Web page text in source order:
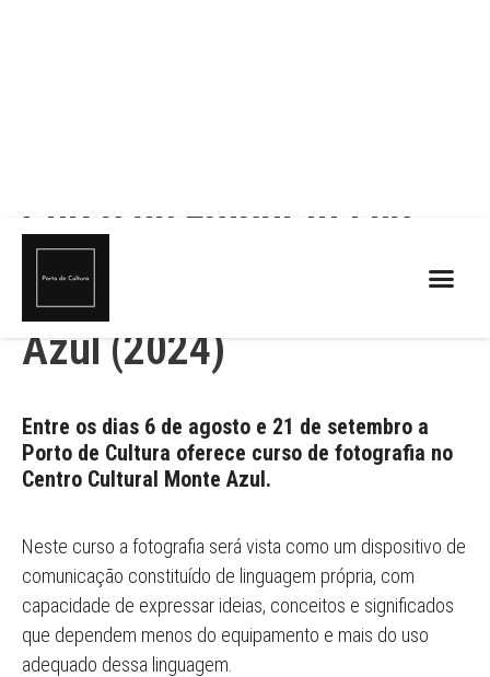
Curso de Fotografia no
Centro Cultural Monte
Azul (2024)
Entre os dias 6 de agosto e 21 de setembro a
Porto de Cultura oferece curso de fotografia no
Centro Cultural Monte Azul.
Neste curso a fotografia será vista como um dispositivo de
comunicação constituído de linguagem própria, com
capacidade de expressar ideias, conceitos e significados
que dependem menos do equipamento e mais do uso
adequado dessa linguagem.